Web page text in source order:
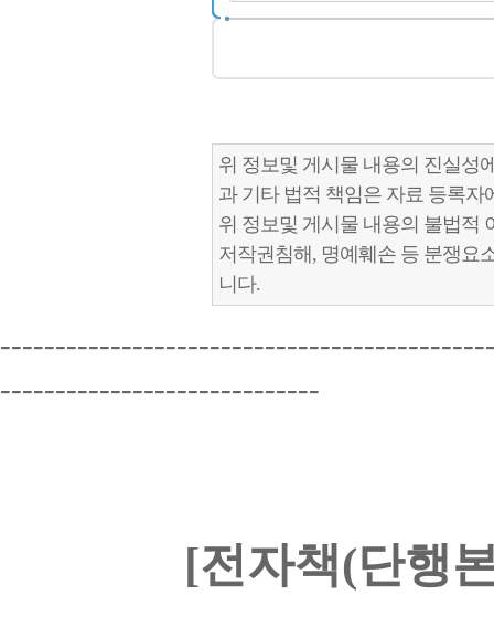
위 정보및 게시물 내용의 진실성
과 기타 법적 책임은 자료 등록자
위 정보및 게시물 내용의 불법적
저작권침해, 명예훼손 등 분쟁요
니다.
-----------------------------
[전자책(단행